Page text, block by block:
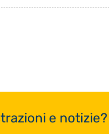
e notizie?